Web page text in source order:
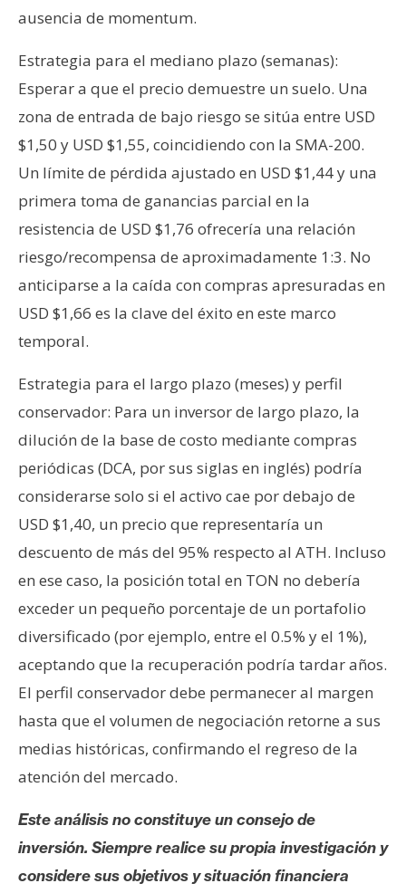
ausencia de momentum.
Estrategia para el mediano plazo (semanas):
Esperar a que el precio demuestre un suelo. Una
zona de entrada de bajo riesgo se sitúa entre USD
$1,50 y USD $1,55, coincidiendo con la SMA-200.
Un límite de pérdida ajustado en USD $1,44 y una
primera toma de ganancias parcial en la
resistencia de USD $1,76 ofrecería una relación
riesgo/recompensa de aproximadamente 1:3. No
anticiparse a la caída con compras apresuradas en
USD $1,66 es la clave del éxito en este marco
temporal.
Estrategia para el largo plazo (meses) y perfil
conservador: Para un inversor de largo plazo, la
dilución de la base de costo mediante compras
periódicas (DCA, por sus siglas en inglés) podría
considerarse solo si el activo cae por debajo de
USD $1,40, un precio que representaría un
descuento de más del 95% respecto al ATH. Incluso
en ese caso, la posición total en TON no debería
exceder un pequeño porcentaje de un portafolio
diversificado (por ejemplo, entre el 0.5% y el 1%),
aceptando que la recuperación podría tardar años.
El perfil conservador debe permanecer al margen
hasta que el volumen de negociación retorne a sus
medias históricas, confirmando el regreso de la
atención del mercado.
Este análisis no constituye un consejo de
inversión. Siempre realice su propia investigación y
considere sus objetivos y situación financiera